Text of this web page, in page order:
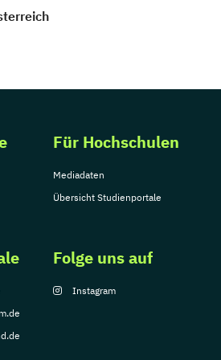
und Inklusion
Medizintechnik
Für Hochschulen
Mediadaten
Übersicht Studienportale
Folge uns auf
Instagram